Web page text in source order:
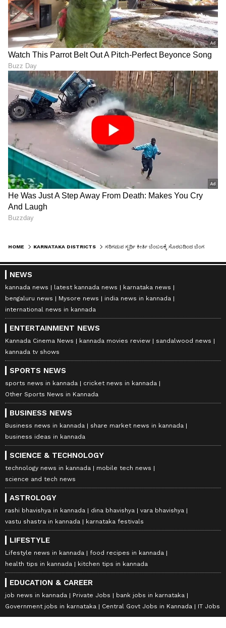
HOME KARNATAKA DISTRICTS
NEWS
kannada news latest kannada news
karnataka news
bengaluru news
Mysore news
india news in kannada
international news in kannada
ENTERTAINMENT NEWS
Kannada Cinema News kannada movies review
sandalwood news
kannada tv shows
SPORTS NEWS
sports news in kannada
cricket news in kannada
Other Sports News in Kannada
BUSINESS NEWS
Business news in kannada
share market news in kannada
business ideas in kannada
SCIENCE & TECHNOLOGY
technology news in kannada
mobile tech news
science and tech news
ASTROLOGY
rashi bhavishya in kannada dina bhavishya
vara bhavishya
vastu shastra in kannada
karnataka festivals
LIFESTYLE
Lifestyle news in kannada
food recipes in kannada
health tips in kannada
kitchen tips in kannada
EDUCATION & CAREER
job news in kannada Private Jobs
bank jobs in karnataka
Government jobs in karnataka
Central Govt Jobs in Kannada IT Jobs